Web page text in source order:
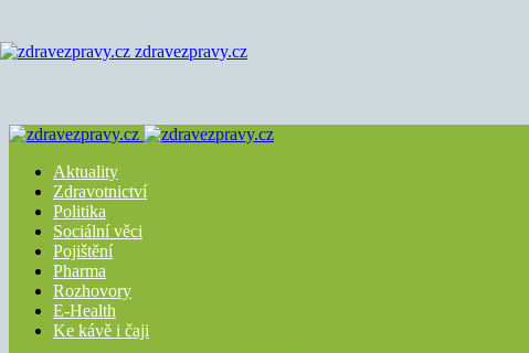
zdravezpravy.cz
Aktuality
Zdravotnictví
Politika
Sociální věci
Pojištění
Pharma
Rozhovory
E-Health
Ke kávě i čaji